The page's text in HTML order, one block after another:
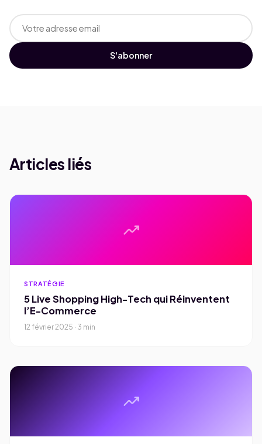
S'abonner
Articles liés
trending_up
STRATÉGIE
5 Live Shopping High-Tech qui Réinventent
l’E-Commerce
12 février 2025 · 3 min
trending_up